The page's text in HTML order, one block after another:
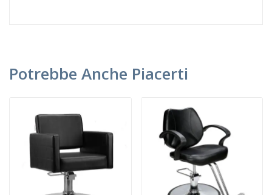
Potrebbe Anche Piacerti